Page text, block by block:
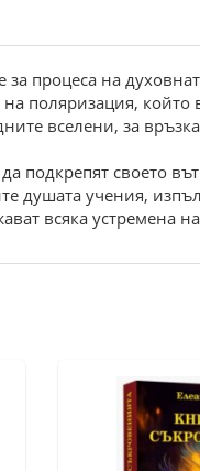
процеса на
който
вселени, за
подкрепят своето
учения,
всяка устремена